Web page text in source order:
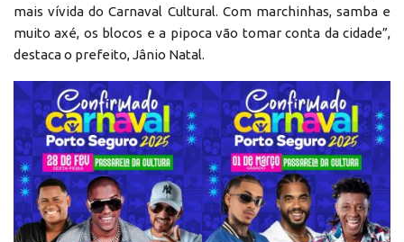
mais vívida do Carnaval Cultural. Com marchinhas, samba e
muito axé, os blocos e a pipoca vão tomar conta da cidade”,
destaca o prefeito, Jânio Natal.